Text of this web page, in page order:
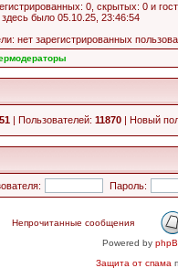
0, скрытых: 0 и
здесь было 05.10.25, 23:46:54
нет зарегистрированных
| Пользователей: 11870 | Новый
Пароль:
Непрочитанные сообщения
Powered by
Защита от спама